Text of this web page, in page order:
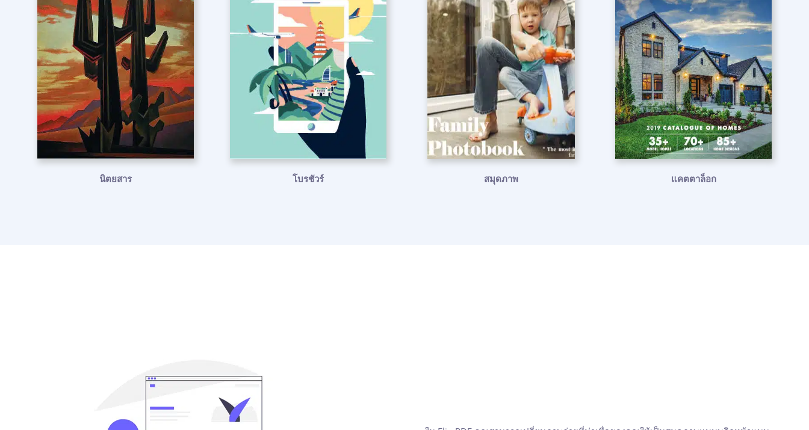
นิตยสาร โบรชัวร์ สมุดภาพ แคตตาล็อก